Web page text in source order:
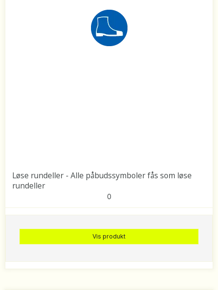
Løse rundeller - Alle påbudssymboler fås som løse
rundeller
0
Vis produkt